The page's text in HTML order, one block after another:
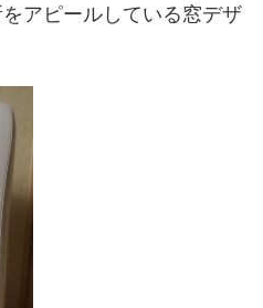
アピールしている窓デザ